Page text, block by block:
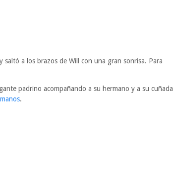
a los brazos de Will con una gran sonrisa. Para
padrino acompañando a su hermano y a su cuñada
.